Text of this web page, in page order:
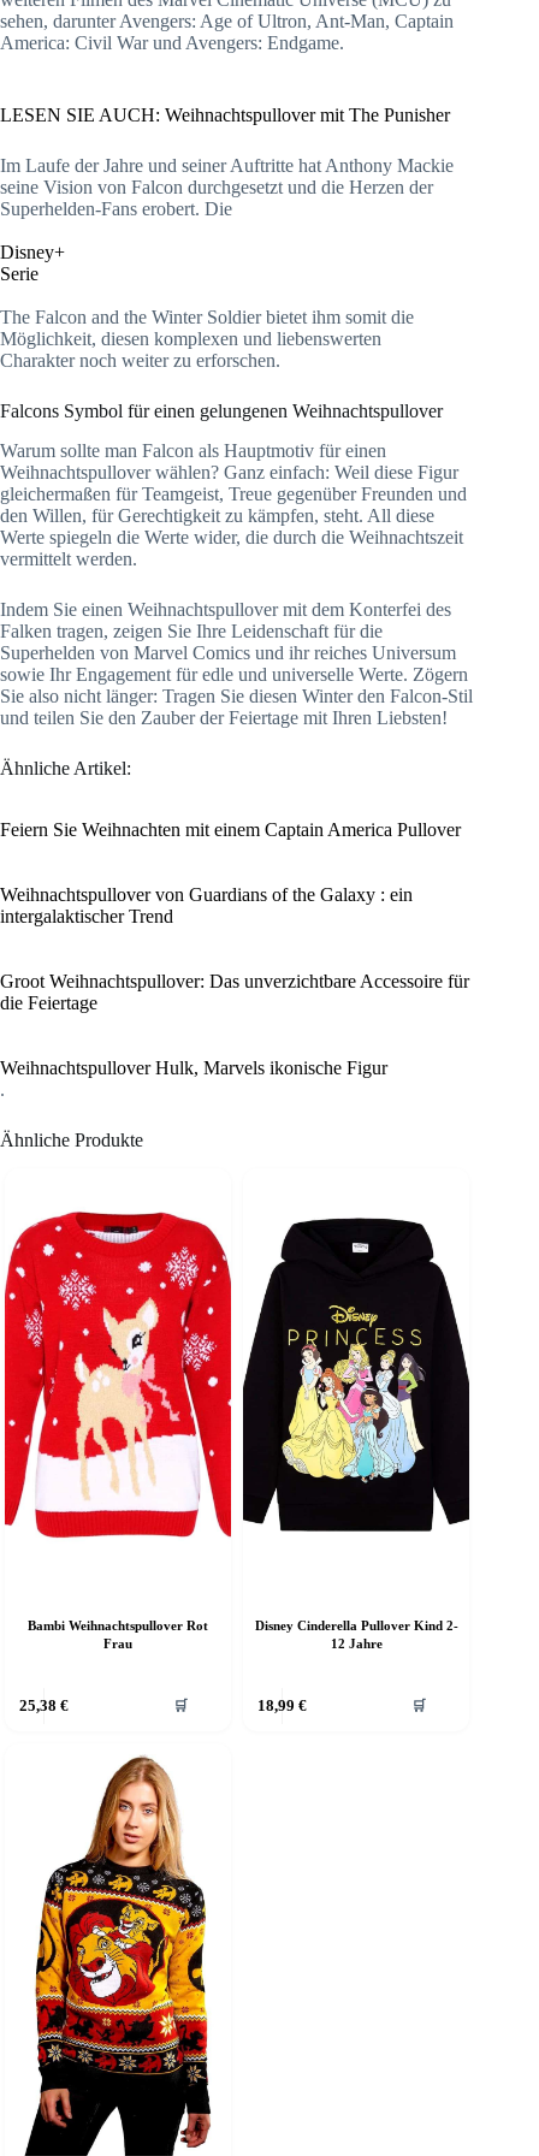
sehen, darunter Avengers: Age of Ultron, Ant-Man, Captain
America: Civil War und Avengers: Endgame.
LESEN SIE AUCH: Weihnachtspullover mit The Punisher
Im Laufe der Jahre und seiner Auftritte hat Anthony Mackie
seine Vision von Falcon durchgesetzt und die Herzen der
Superhelden-Fans erobert. Die
Disney+
Serie
The Falcon and the Winter Soldier bietet ihm somit die
Möglichkeit, diesen komplexen und liebenswerten
Charakter noch weiter zu erforschen.
Falcons Symbol für einen gelungenen Weihnachtspullover
Warum sollte man Falcon als Hauptmotiv für einen
Weihnachtspullover wählen? Ganz einfach: Weil diese Figur
gleichermaßen für Teamgeist, Treue gegenüber Freunden und
den Willen, für Gerechtigkeit zu kämpfen, steht. All diese
Werte spiegeln die Werte wider, die durch die Weihnachtszeit
vermittelt werden.
Indem Sie einen Weihnachtspullover mit dem Konterfei des
Falken tragen, zeigen Sie Ihre Leidenschaft für die
Superhelden von Marvel Comics und ihr reiches Universum
sowie Ihr Engagement für edle und universelle Werte. Zögern
Sie also nicht länger: Tragen Sie diesen Winter den Falcon-Stil
und teilen Sie den Zauber der Feiertage mit Ihren Liebsten!
Ähnliche Artikel:
Feiern Sie Weihnachten mit einem Captain America Pullover
Weihnachtspullover von Guardians of the Galaxy : ein
intergalaktischer Trend
Groot Weihnachtspullover: Das unverzichtbare Accessoire für
die Feiertage
Weihnachtspullover Hulk, Marvels ikonische Figur
.
Ähnliche Produkte
Bambi Weihnachtspullover Rot
Frau
25,38 € 🛒
Disney Cinderella Pullover Kind 2-
12 Jahre
18,99 € 🛒
Produkt